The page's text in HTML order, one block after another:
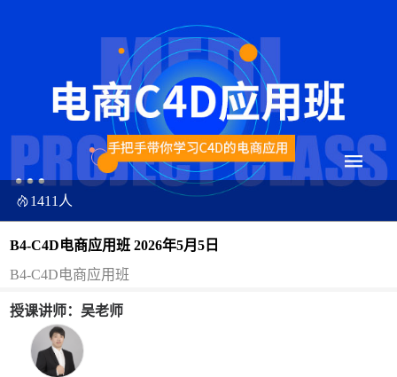
1411人
B4-C4D电商应用班 2026年5月5日
B4-C4D电商应用班
授课讲师：吴老师